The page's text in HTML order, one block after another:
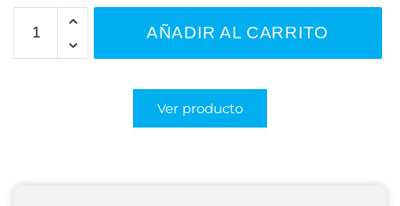
AÑADIR AL CARRITO
Ver producto